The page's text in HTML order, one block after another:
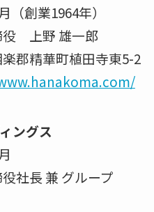
創業1964年）
上野 雄一郎
郡精華町植田寺東5-2
ングス
長 兼 グループ